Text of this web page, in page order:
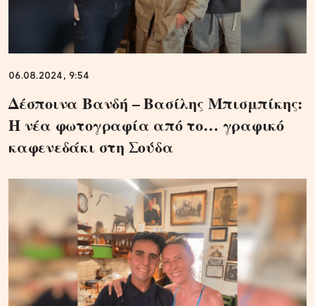
06.08.2024, 9:54
Δέσποινα Βανδή – Βασίλης Μπισμπίκης:
Η νέα φωτογραφία από το… γραφικό
καφενεδάκι στη Σούδα